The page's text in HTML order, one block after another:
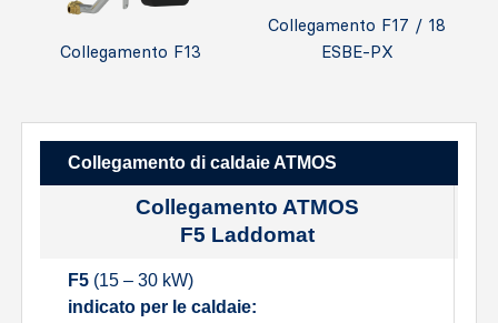
Collegamento F13
Collegamento F17 / 18
ESBE-PX
Collegamento di caldaie ATMOS
Collegamento ATMOS
F5 Laddomat
F5 (15 – 30 kW)
indicato per le caldaie: